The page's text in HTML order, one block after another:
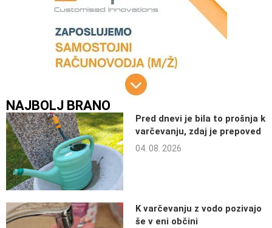
NAJBOLJ BRANO
Pred dnevi je bila to prošnja k
varčevanju, zdaj je prepoved
04. 08. 2026
K varčevanju z vodo pozivajo
še v eni občini